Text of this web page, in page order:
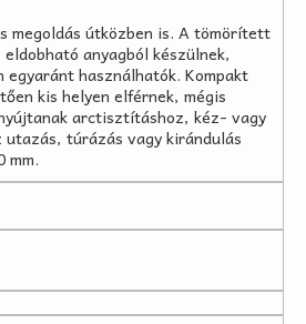
megoldás útközben is. A tömörített
anyagból készülnek,
egyaránt használhatók. Kompakt
kis helyen elférnek, mégis
arctisztításhoz, kéz- vagy
túrázás vagy kirándulás
mm.